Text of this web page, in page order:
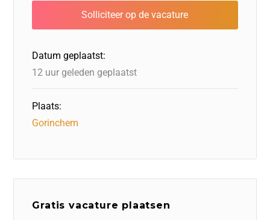
b
o
o
k
dI
n
d
o
n
d
s
A
p
Datum geplaatst:
12 uur geleden geplaatst
Plaats:
Gorinchem
Gratis vacature plaatsen